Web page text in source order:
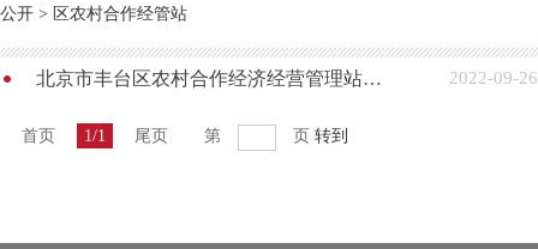
公开 > 区农村合作经管站
北京市丰台区农村合作经济经营管理站2021年度部门决算 2022-09-26
首页 1/1 尾页 第 页 转到